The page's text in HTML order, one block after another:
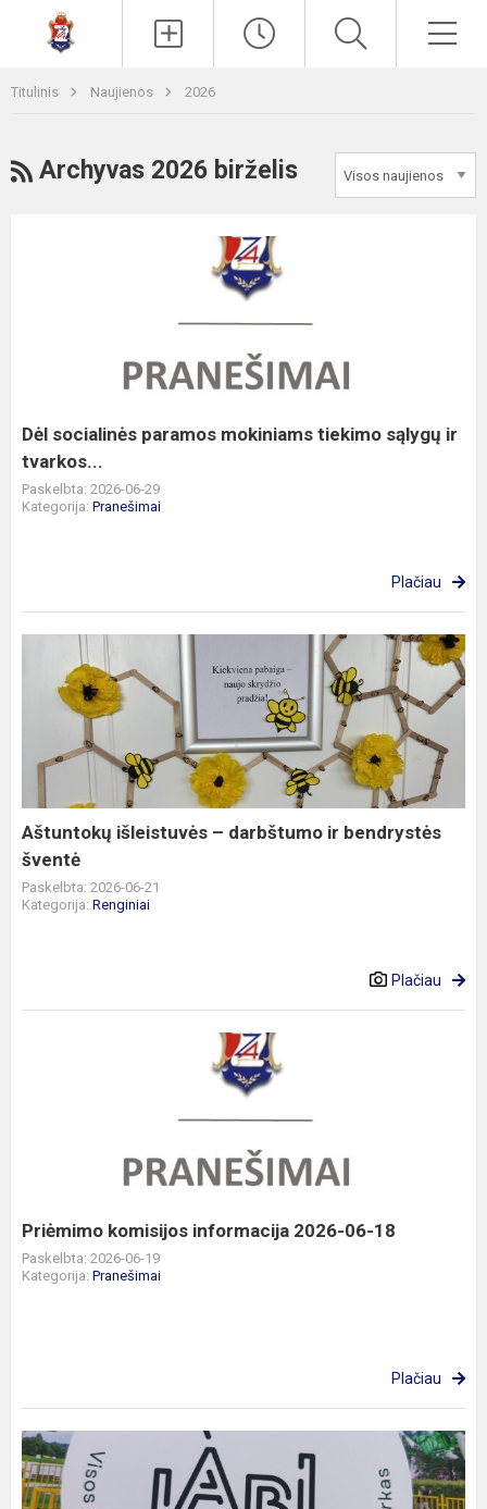
Titulinis Naujienos 2026
RSS
Archyvas 2026 birželis
tvarkos...
Dėl socialinės paramos mokiniams tiekimo sąlygų ir
tvarkos...
Paskelbta: 2026-06-29
Kategorija: Pranešimai
Plačiau
Aštuntokų
išleistuvės
darbštumo
bendrystės
šventė
Aštuntokų išleistuvės – darbštumo ir bendrystės
šventė
Paskelbta: 2026-06-21
Kategorija: Renginiai
Plačiau
Priėmimo komisijos informacija 2026-06-18
Paskelbta: 2026-06-19
Kategorija: Pranešimai
Plačiau
5B
ir
5D